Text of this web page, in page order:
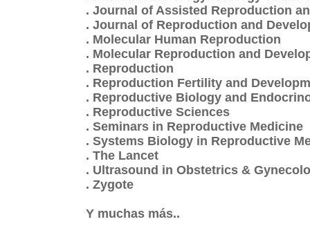
. Journal of Assisted Reproduction
. Journal of Reproduction and
. Molecular Human Reproduction
. Molecular Reproduction and
. Reproduction
. Reproduction Fertility and
. Reproductive Biology and
. Reproductive Sciences
. Seminars in Reproductive Medicine
. Systems Biology in Reproductive
. The Lancet
. Ultrasound in Obstetrics &
. Zygote
Y muchas más..